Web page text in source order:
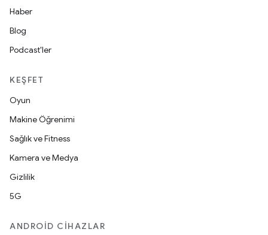
Haber
Blog
Podcast'ler
KEŞFET
Oyun
Makine Öğrenimi
Sağlık ve Fitness
Kamera ve Medya
Gizlilik
5G
ANDROID CIHAZLAR